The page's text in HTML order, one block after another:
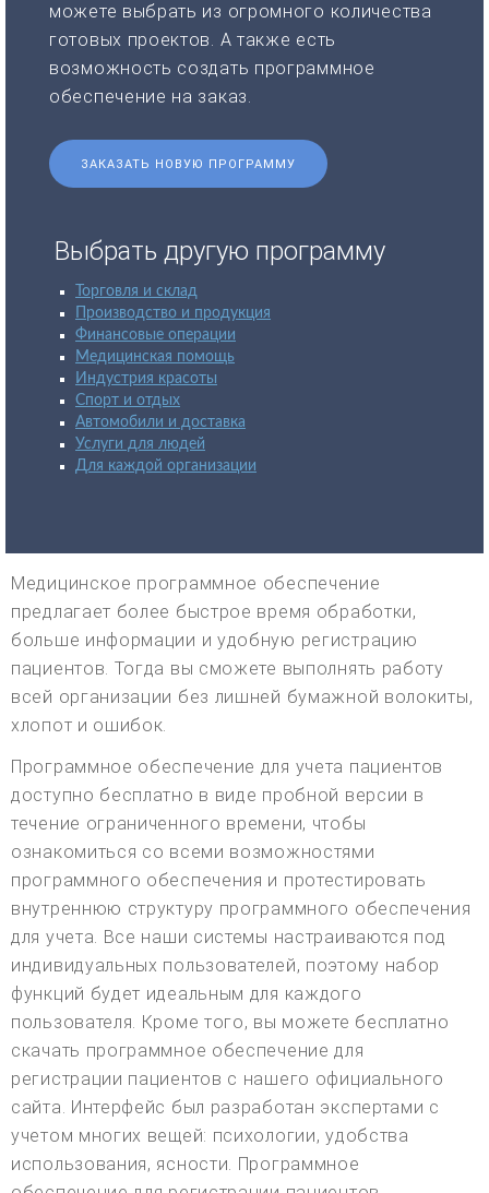
можете выбрать из огромного количества
готовых проектов. А также есть
возможность создать программное
обеспечение на заказ.
ЗАКАЗАТЬ НОВУЮ ПРОГРАММУ
Выбрать другую программу
Торговля и склад
Производство и продукция
Финансовые операции
Медицинская помощь
Индустрия красоты
Спорт и отдых
Автомобили и доставка
Услуги для людей
Для каждой организации
Медицинское программное обеспечение
предлагает более быстрое время обработки,
больше информации и удобную регистрацию
пациентов. Тогда вы сможете выполнять работу
всей организации без лишней бумажной волокиты,
хлопот и ошибок.
Программное обеспечение для учета пациентов
доступно бесплатно в виде пробной версии в
течение ограниченного времени, чтобы
ознакомиться со всеми возможностями
программного обеспечения и протестировать
внутреннюю структуру программного обеспечения
для учета. Все наши системы настраиваются под
индивидуальных пользователей, поэтому набор
функций будет идеальным для каждого
пользователя. Кроме того, вы можете бесплатно
скачать программное обеспечение для
регистрации пациентов с нашего официального
сайта. Интерфейс был разработан экспертами с
учетом многих вещей: психологии, удобства
использования, ясности. Программное